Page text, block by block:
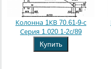
Колонна 1КВ 70.61-9-с
Серия 1.020.1-2с/89
Купить